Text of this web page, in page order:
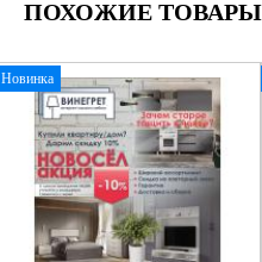
ПОХОЖИЕ ТОВАРЫ
Новинка